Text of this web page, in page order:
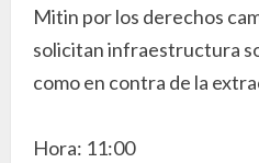
Mitin por los derechos
solicitan infraestructura
como en contra de la
Hora: 11:00